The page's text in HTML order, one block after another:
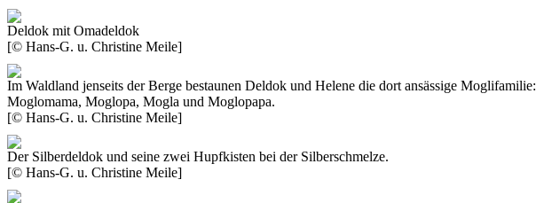
Deldok mit Omadeldok
[© Hans-G. u. Christine Meile]
Im Waldland jenseits der Berge bestaunen Deldok und Helene die dort ansässige Moglifamilie:
Moglomama, Moglopa, Mogla und Moglopapa.
[© Hans-G. u. Christine Meile]
Der Silberdeldok und seine zwei Hupfkisten bei der Silberschmelze.
[© Hans-G. u. Christine Meile]